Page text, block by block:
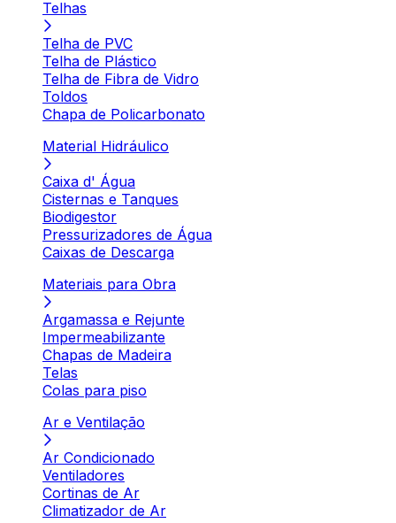
Telhas
Telha de PVC
Telha de Plástico
Telha de Fibra de Vidro
Toldos
Chapa de Policarbonato
Material Hidráulico
Caixa d' Água
Cisternas e Tanques
Biodigestor
Pressurizadores de Água
Caixas de Descarga
Materiais para Obra
Argamassa e Rejunte
Impermeabilizante
Chapas de Madeira
Telas
Colas para piso
Ar e Ventilação
Ar Condicionado
Ventiladores
Cortinas de Ar
Climatizador de Ar